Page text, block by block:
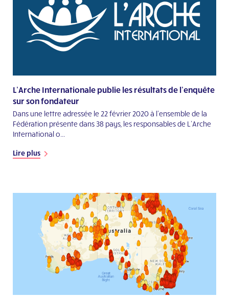
L’Arche Internationale publie les résultats de l’enquête
sur son fondateur
Dans une lettre adressée le 22 février 2020 à l’ensemble de la
Fédération présente dans 38 pays, les responsables de L’Arche
International o...
Lire plus